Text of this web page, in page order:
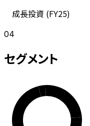
成長投資 (FY25)
04
セグメント